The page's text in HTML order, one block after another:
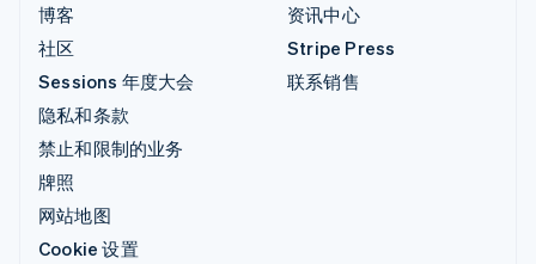
博客
社区
Sessions 年度大会
隐私和条款
禁止和限制的业务
牌照
网站地图
Cookie 设置
资讯中心
Stripe Press
联系销售